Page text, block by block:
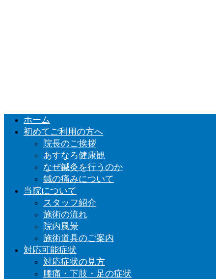
ホーム
初めてご利用の方へ
院長のご挨拶
あすなろ健康観
なぜ鍼灸を行うのか
鍼の痛みについて
当院について
スタッフ紹介
施術の流れ
院内風景
施術道具のご案内
対応可能症状
対応症状の見方
腰痛・下肢・足の症状